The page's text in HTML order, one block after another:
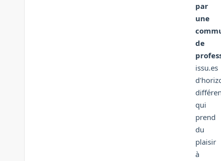
par
une
de
issu.es
qui
prend
du
plaisir
à